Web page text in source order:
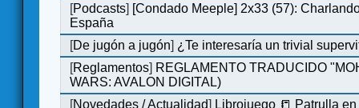
[Podcasts] [Condado Meeple] 2x33 (57):
España
[De jugón a jugón] ¿Te interesaría un trivial
[Reglamentos] REGLAMENTO TRADUCIDO
WARS: AVALON DIGITAL)
[Novedades / Actualidad] Librojuego 📒 Patrulla